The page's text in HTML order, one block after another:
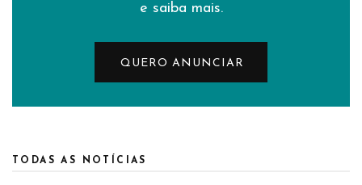
e saiba mais.
QUERO ANUNCIAR
TODAS AS NOTÍCIAS